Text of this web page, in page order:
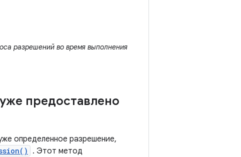
разрешений во время выполнения
предоставлено
определенное разрешение,
. Этот метод